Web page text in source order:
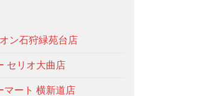
オン石狩緑苑台店
セリオ大曲店
マート 横新道店